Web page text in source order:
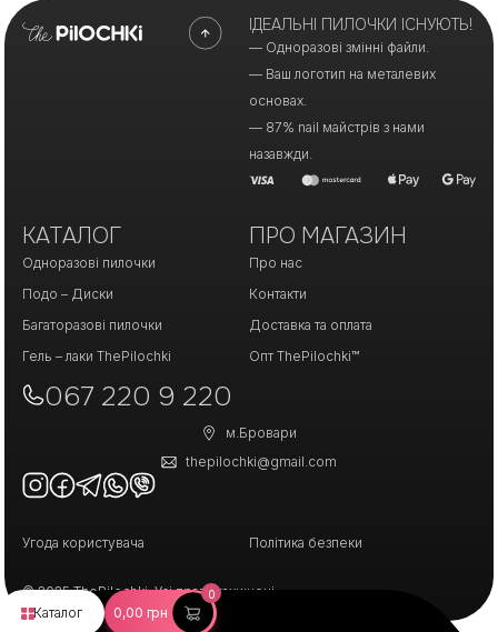
Каталог 0,00 грн
0
ІДЕАЛЬНІ ПИЛОЧКИ ІСНУЮТЬ!
— Одноразові змінні файли.
— Ваш логотип на металевих
основах.
— 87% nail майстрів з нами
назавжди.
КАТАЛОГ
Одноразові пилочки
Подо – Диски
Багаторазові пилочки
Гель – лаки ThePilochki
ПРО МАГАЗИН
Про нас
Контакти
Доставка та оплата
Опт ThePilochki™
067 220 9 220
м.Бровари
thepilochki@gmail.com
Угода користувача Політика безпеки
© 2025 ThePilochki. Усі права захищені.